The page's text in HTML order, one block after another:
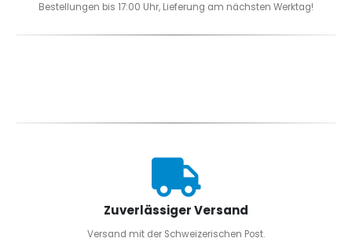
Bestellungen bis 17:00 Uhr, Lieferung am nächsten Werktag!
Zuverlässiger Versand
Versand mit der Schweizerischen Post.